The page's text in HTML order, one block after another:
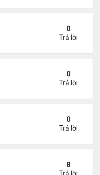
hai anh em song sinh
0
Trả lời
giấu hạt giống rau trong
0
Trả lời
tạm giam đối với0
Trả lời
ngục ly kỳ
8